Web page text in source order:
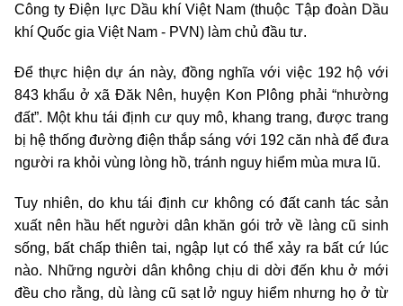
Công ty Điện lực Dầu khí Việt Nam (thuộc Tập đoàn Dầu
khí Quốc gia Việt Nam - PVN) làm chủ đầu tư.
Để thực hiện dự án này, đồng nghĩa với việc 192 hộ với
843 khẩu ở xã Đăk Nên, huyện Kon Plông phải “nhường
đất”. Một khu tái định cư quy mô, khang trang, được trang
bị hệ thống đường điện thắp sáng với 192 căn nhà để đưa
người ra khỏi vùng lòng hồ, tránh nguy hiểm mùa mưa lũ.
Tuy nhiên, do khu tái định cư không có đất canh tác sản
xuất nên hầu hết người dân khăn gói trở về làng cũ sinh
sống, bất chấp thiên tai, ngập lụt có thể xảy ra bất cứ lúc
nào. Những người dân không chịu di dời đến khu ở mới
đều cho rằng, dù làng cũ sạt lở nguy hiểm nhưng họ ở từ